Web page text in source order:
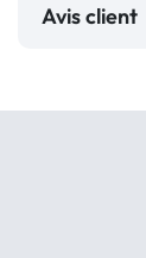
Avis client